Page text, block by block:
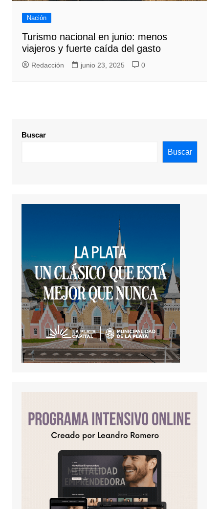
Nación
Turismo nacional en junio: menos
viajeros y fuerte caída del gasto
Redacción junio 23, 2025 0
Buscar
Buscar